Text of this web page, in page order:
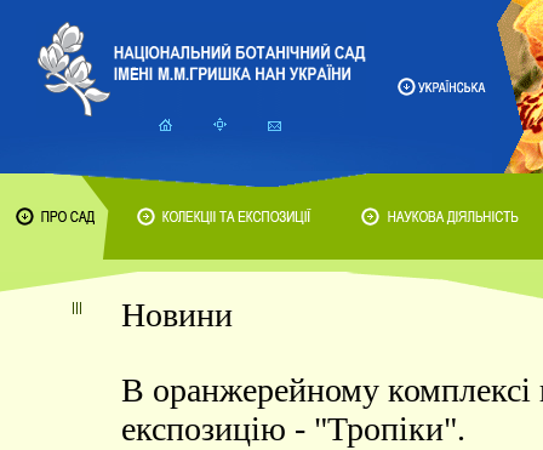
Новини
В оранжерейному комплексі
експозицію - "Тропіки".